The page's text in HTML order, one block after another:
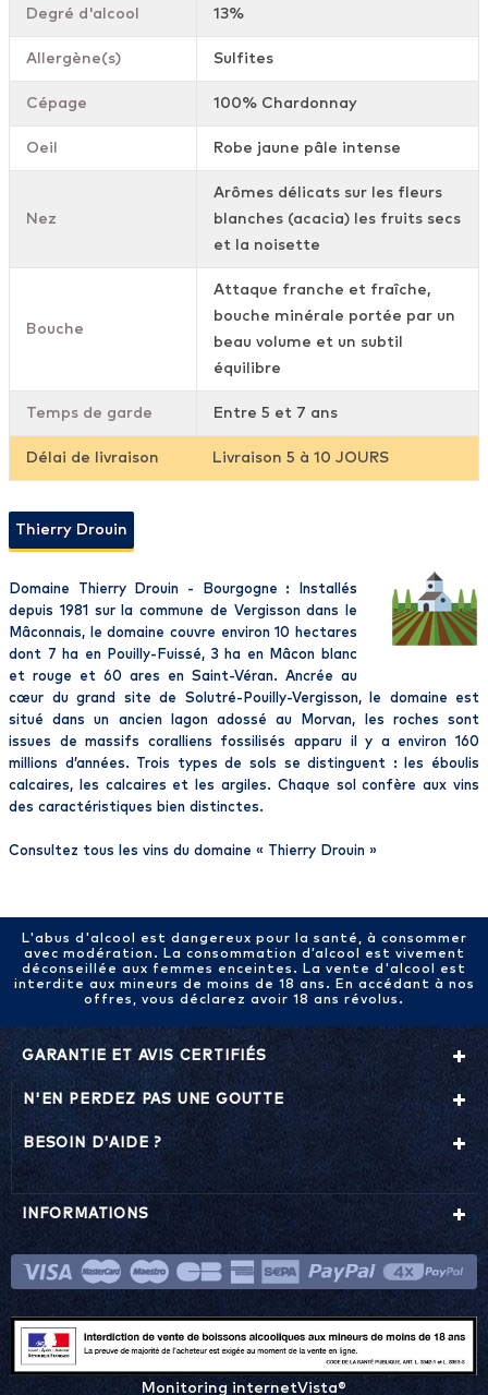
Degré d'alcool 13%
Allergène(s) Sulfites
Cépage 100% Chardonnay
Oeil Robe jaune pâle intense
Nez
Arômes délicats sur les fleurs
blanches (acacia) les fruits secs
et la noisette
Bouche
Attaque franche et fraîche,
bouche minérale portée par un
beau volume et un subtil
équilibre
Temps de garde Entre 5 et 7 ans
Délai de livraison Livraison 5 à 10 JOURS
Thierry Drouin
Domaine Thierry Drouin - Bourgogne : Installés
depuis 1981 sur la commune de Vergisson dans le
Mâconnais, le domaine couvre environ 10 hectares
dont 7 ha en Pouilly-Fuissé, 3 ha en Mâcon blanc
et rouge et 60 ares en Saint-Véran. Ancrée au
cœur du grand site de Solutré-Pouilly-Vergisson, le domaine est
situé dans un ancien lagon adossé au Morvan, les roches sont
issues de massifs coralliens fossilisés apparu il y a environ 160
millions d’années. Trois types de sols se distinguent : les éboulis
calcaires, les calcaires et les argiles. Chaque sol confère aux vins
des caractéristiques bien distinctes.
Consultez tous les vins du domaine « Thierry Drouin »
L'abus d'alcool est dangereux pour la santé, à consommer
avec modération. La consommation d’alcool est vivement
déconseillée aux femmes enceintes. La vente d'alcool est
interdite aux mineurs de moins de 18 ans. En accédant à nos
offres, vous déclarez avoir 18 ans révolus.
GARANTIE ET AVIS CERTIFIÉS
N'EN PERDEZ PAS UNE GOUTTE
BESOIN D'AIDE ?
INFORMATIONS
Monitoring internetVista®